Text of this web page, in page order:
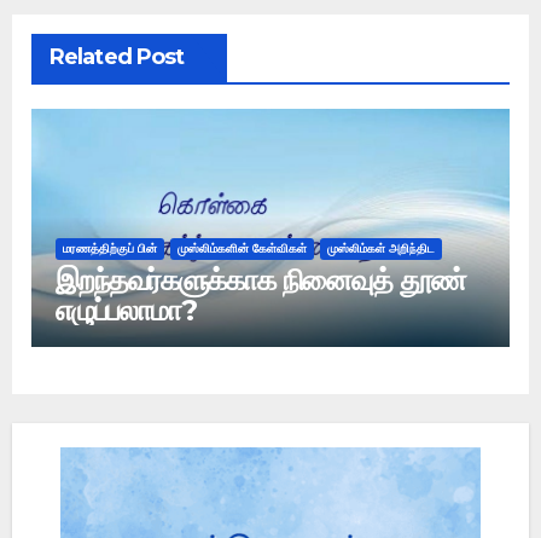
Related Post
மரணத்திற்குப் பின் முஸ்லிம்களின் கேள்விகள் முஸ்லிம்கள் அறிந்திட
இறந்தவர்களுக்காக நினைவுத் தூண்
எழுப்பலாமா?